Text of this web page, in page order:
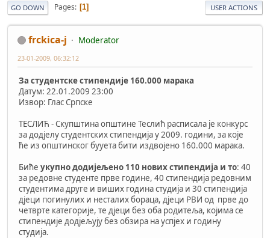
GO DOWN Pages 1 USER ACTIONS
frckica-j Moderator
23-01-2009, 06:32:12
За студентске стипендије 160.000 марака
Датум: 22.01.2009 23:00
Извор: Глас Српске
ТЕСЛИЋ - Скупштина општине Теслић расписала је конкурс
за додјелу студентских стипендија у 2009. години, за које
ће из општинског буyета бити издвојено 160.000 марака.
Биће укупно додијељено 110 нових стипендија и то: 40
за редовне студенте прве године, 40 стипендија редовним
студентима друге и виших година студија и 30 стипендија
дјеци погинулих и несталих бораца, дјеци РВИ од прве до
четврте категорије, те дјеци без оба родитеља, којима се
стипендије додјељују без обзира на успјех и годину
студија.